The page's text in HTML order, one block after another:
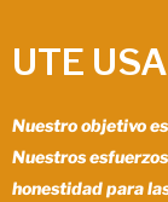
UTE
Nuestro objetivo
Nuestros
honestidad para